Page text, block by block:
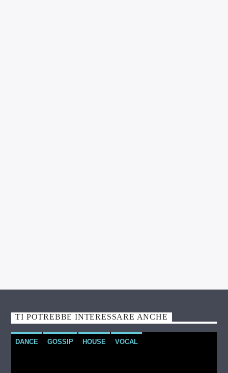
TI POTREBBE INTERESSARE ANCHE
DANCE GOSSIP HOUSE VOCAL